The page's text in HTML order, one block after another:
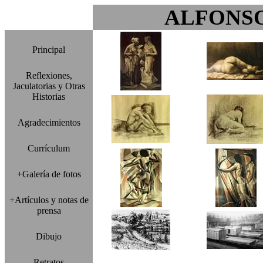
Principal
Reflexiones,
Jaculatorias y Otras
Historias
Agradecimientos
Currículum
+Galería de fotos
+Artículos y notas de
prensa
Dibujo